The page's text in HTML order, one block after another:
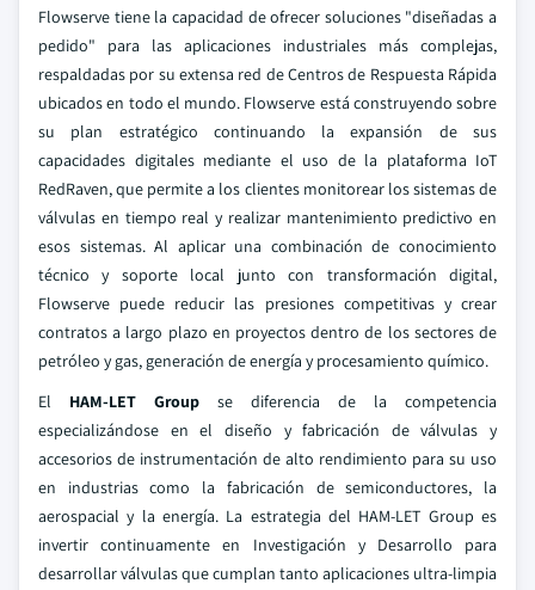
Flowserve tiene la capacidad de ofrecer soluciones "diseñadas a
pedido" para las aplicaciones industriales más complejas,
respaldadas por su extensa red de Centros de Respuesta Rápida
ubicados en todo el mundo. Flowserve está construyendo sobre
su plan estratégico continuando la expansión de sus
capacidades digitales mediante el uso de la plataforma IoT
RedRaven, que permite a los clientes monitorear los sistemas de
válvulas en tiempo real y realizar mantenimiento predictivo en
esos sistemas. Al aplicar una combinación de conocimiento
técnico y soporte local junto con transformación digital,
Flowserve puede reducir las presiones competitivas y crear
contratos a largo plazo en proyectos dentro de los sectores de
petróleo y gas, generación de energía y procesamiento químico.
El HAM-LET Group se diferencia de la competencia
especializándose en el diseño y fabricación de válvulas y
accesorios de instrumentación de alto rendimiento para su uso
en industrias como la fabricación de semiconductores, la
aerospacial y la energía. La estrategia del HAM-LET Group es
invertir continuamente en Investigación y Desarrollo para
desarrollar válvulas que cumplan tanto aplicaciones ultra-limpia